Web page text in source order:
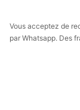
Vous acceptez de
par Whatsapp. Des